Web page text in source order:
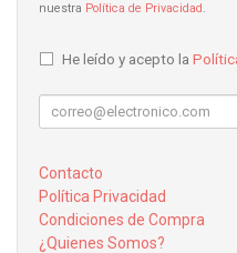
nuestra Política de Privacidad .
He leído y acepto la
Contacto
Política Privacidad
Condiciones de Compra
¿Quienes Somos?